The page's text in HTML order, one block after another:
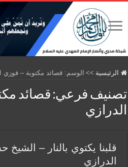
الرئيسية >> الوسم: قصائد مكتوبة – فوزي
تصنيف فرعي: قصائد
الدرازي
قلبنا يكتوي بالنار –
الدرازي